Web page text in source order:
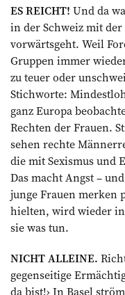
ES REICHT! Und da
in der Schweiz mit
vorwärtsgeht. Weil
Gruppen immer
zu teuer oder
Stichworte:
ganz Europa
Rechten der Frauen.
sehen rechte
die mit Sexismus und
Das macht Angst –
junge Frauen merken
hielten, wird wieder in
sie was tun.
NICHT ALLEINE.
gegenseitige
da bist!› In Basel